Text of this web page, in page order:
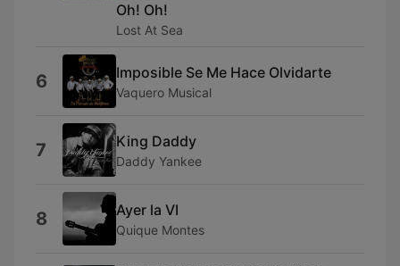
Oh! Oh!
Lost At Sea
6 Imposible Se Me Hace Olvidarte
Vaquero Musical
7 King Daddy
Daddy Yankee
8 Ayer la VI
Quique Montes